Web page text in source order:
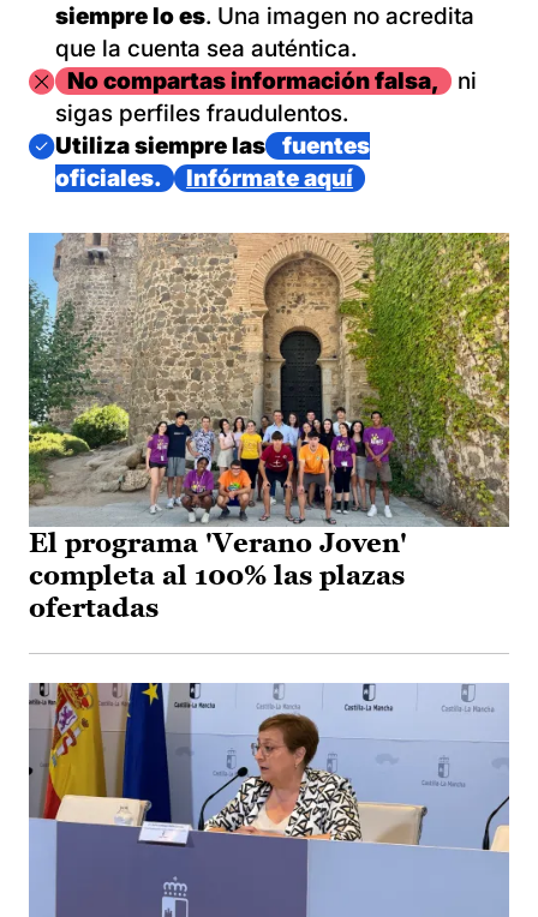
siempre lo es. Una imagen no acredita
que la cuenta sea auténtica.
ImagenNo compartas información falsa,
ni
sigas perfiles fraudulentos.
Imagen
Utiliza siempre las
fuentes
oficiales.
Infórmate aquí
El programa 'Verano Joven'
completa al 100% las plazas
ofertadas